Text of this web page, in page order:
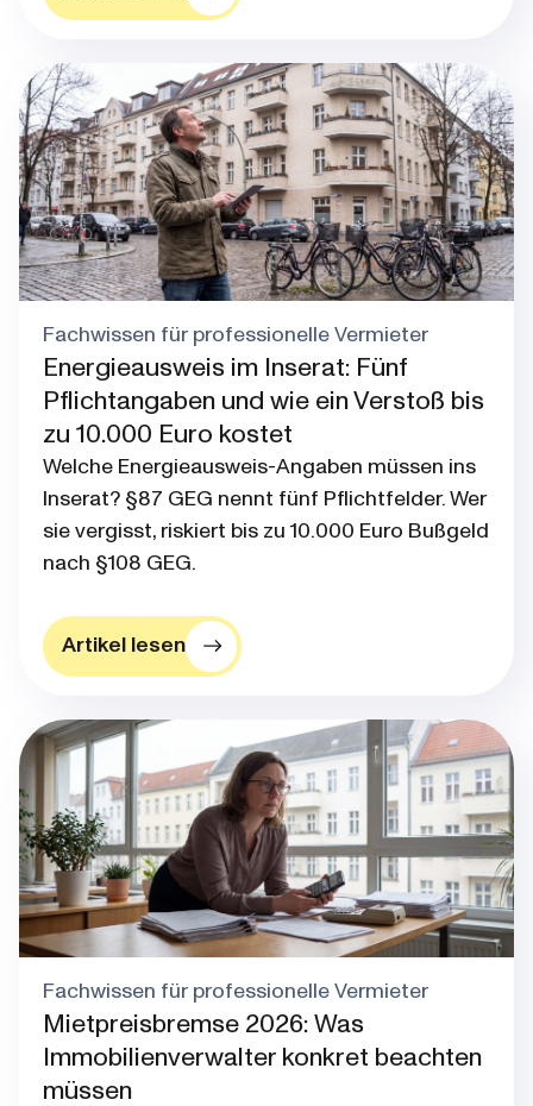
Blog post thumbnail
Fachwissen für professionelle Vermieter
Energieausweis im Inserat: Fünf
Pflichtangaben und wie ein Verstoß bis
zu 10.000 Euro kostet
Welche Energieausweis-Angaben müssen ins
Inserat? §87 GEG nennt fünf Pflichtfelder. Wer
sie vergisst, riskiert bis zu 10.000 Euro Bußgeld
nach §108 GEG.
Artikel lesen
Blog post thumbnail
Fachwissen für professionelle Vermieter
Mietpreisbremse 2026: Was
Immobilienverwalter konkret beachten
müssen